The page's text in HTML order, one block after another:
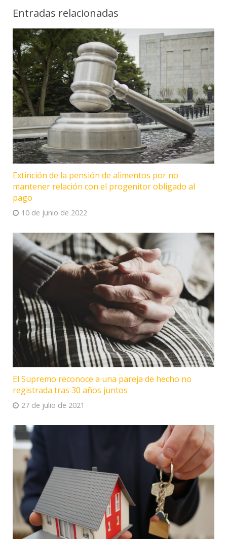
Entradas relacionadas
Extinción de la pensión de alimentos por no
mantener relación con el progenitor obligado al
pago
10 de junio de 2022
El Supremo reconoce a una pareja de hecho no
registrada tras 30 años juntos
27 de julio de 2021